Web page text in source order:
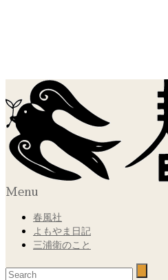
Menu
春風社
よもやま日記
三浦衛のこと